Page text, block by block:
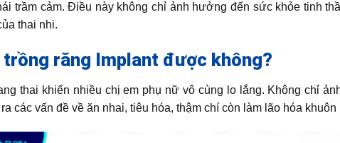
trầm cảm. Điều này không chỉ ảnh hưởng đến sức khỏe tinh
thai nhi.
trồng răng Implant được không?
thai khiến nhiều chị em phụ nữ vô cùng lo lắng. Không chỉ
các vấn đề về ăn nhai, tiêu hóa, thậm chí còn làm lão hóa khuôn